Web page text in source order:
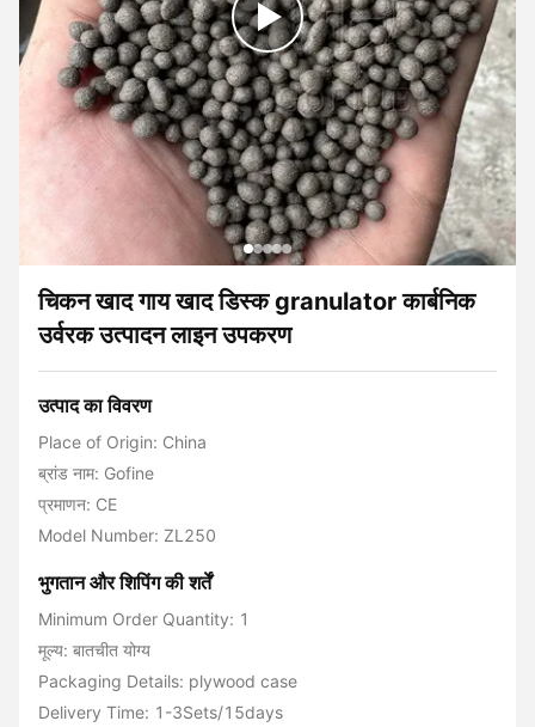
चिकन खाद गाय खाद डिस्क granulator कार्बनिक
उर्वरक उत्पादन लाइन उपकरण
उत्पाद का विवरण
Place of Origin: China
ब्रांड नाम: Gofine
प्रमाणन: CE
Model Number: ZL250
भुगतान और शिपिंग की शर्तें
Minimum Order Quantity: 1
मूल्य: बातचीत योग्य
Packaging Details: plywood case
Delivery Time: 1-3Sets/15days